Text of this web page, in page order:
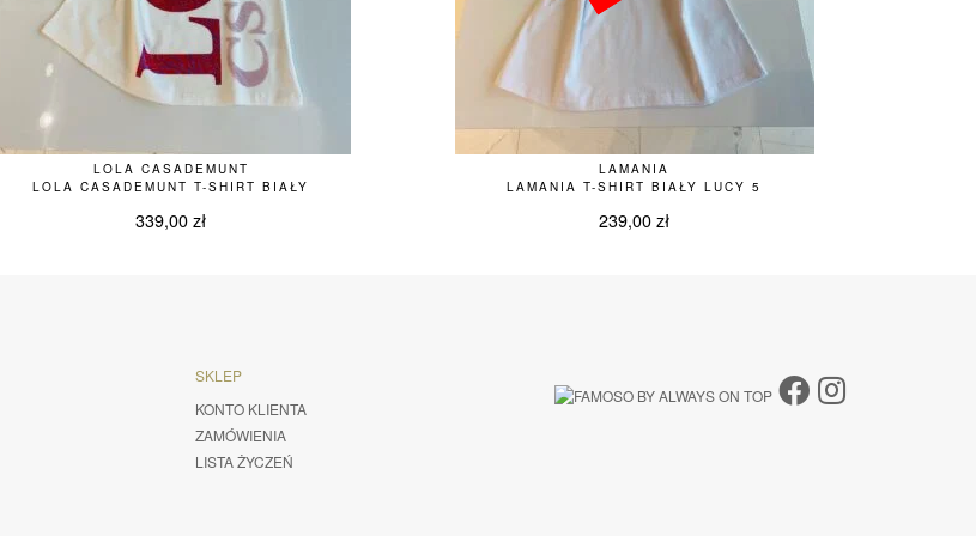
LOLA CASADEMUNT
LOLA CASADEMUNT T-SHIRT BIAŁY
339,00zł
LAMANIA
LAMANIA T-SHIRT BIAŁY LUCY 5
239,00zł
SKLEP
KONTO KLIENTA
ZAMÓWIENIA
LISTA ŻYCZEŃ